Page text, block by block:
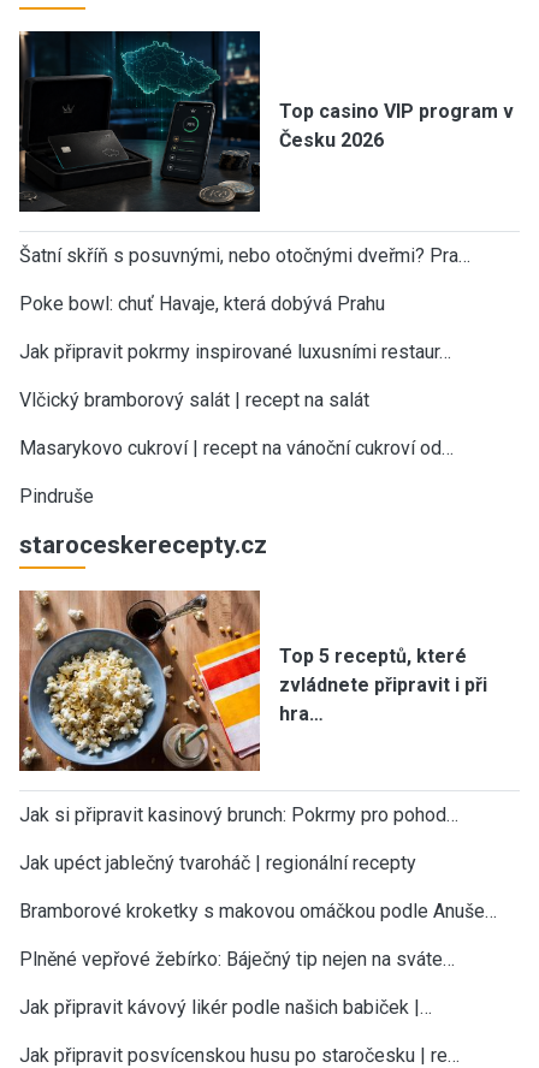
Top casino VIP program v
Česku 2026
Šatní skříň s posuvnými, nebo otočnými dveřmi? Pra…
Poke bowl: chuť Havaje, která dobývá Prahu
Jak připravit pokrmy inspirované luxusními restaur…
Vlčický bramborový salát | recept na salát
Masarykovo cukroví | recept na vánoční cukroví od…
Pindruše
staroceskerecepty.cz
Top 5 receptů, které
zvládnete připravit i při
hra…
Jak si připravit kasinový brunch: Pokrmy pro pohod…
Jak upéct jablečný tvaroháč | regionální recepty
Bramborové kroketky s makovou omáčkou podle Anuše…
Plněné vepřové žebírko: Báječný tip nejen na sváte…
Jak připravit kávový likér podle našich babiček |…
Jak připravit posvícenskou husu po staročesku | re…